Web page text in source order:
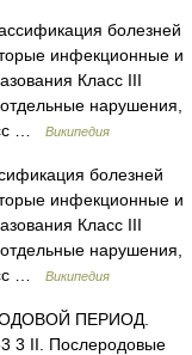
болезней
инфекционные и
Класс III
нарушения,
…
Википедия
болезней
инфекционные и
Класс III
нарушения,
…
Википедия
ПЕРИОД.
3 II. Послеродовые